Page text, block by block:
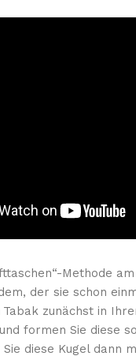
Methode
der sie schon
Tabak zunächst in
formen Sie diese
diese Kugel dann